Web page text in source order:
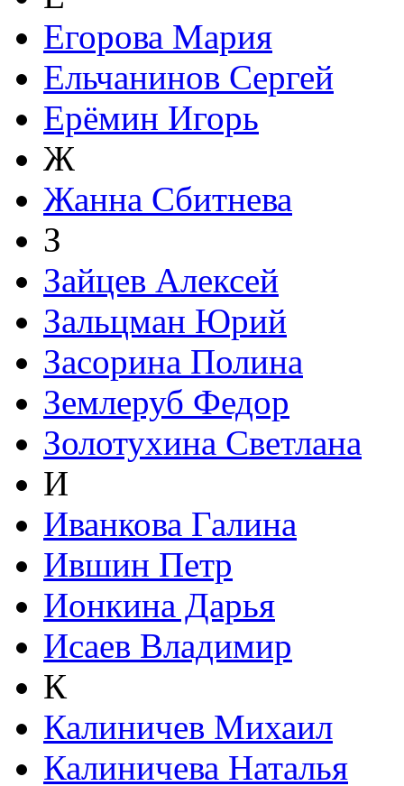
Егорова Мария
Ельчанинов Сергей
Ерёмин Игорь
Ж
Жанна Сбитнева
З
Зайцев Алексей
Зальцман Юрий
Засорина Полина
Землеруб Федор
Золотухина Светлана
И
Иванкова Галина
Ившин Петр
Ионкина Дарья
Исаев Владимир
К
Калиничев Михаил
Калиничева Наталья